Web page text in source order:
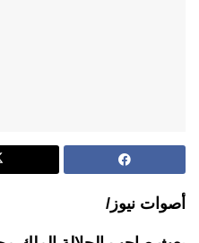
أصوات نيوز/